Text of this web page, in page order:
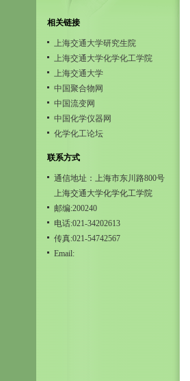
相关链接
上海交通大学研究生院
上海交通大学化学化工学院
上海交通大学
中国聚合物网
中国流变网
中国化学仪器网
化学化工论坛
联系方式
通信地址：上海市东川路800号
上海交通大学化学化工学院
邮编:200240
电话:021-34202613
传真:021-54742567
Email: